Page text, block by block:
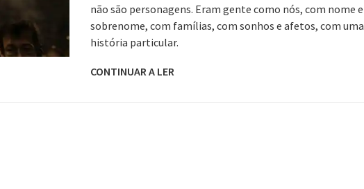
não são personagens. Eram gente como nós, com nome e
sobrenome, com famílias, com sonhos e afetos, com uma
história particular.
CONTINUAR A LER